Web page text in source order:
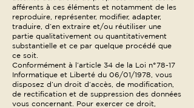
afférents à ces éléments et notamment de les
reproduire, représenter, modifier, adapter,
traduire, d’en extraire et/ou réutiliser une
partie qualitativement ou quantitativement
substantielle et ce par quelque procédé que
ce soit.
Conformément à l’article 34 de la Loi n°78-17
Informatique et Liberté du 06/01/1978, vous
disposez d’un droit d’accès, de modification,
de rectification et de suppression des données
vous concernant. Pour exercer ce droit,